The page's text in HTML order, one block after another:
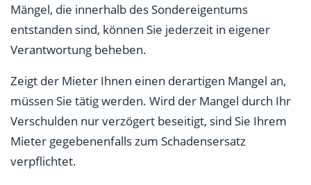
Mängel, die innerhalb des Sondereigentums
entstanden sind, können Sie jederzeit in eigener
Verantwortung beheben.
Zeigt der Mieter Ihnen einen derartigen Mangel an,
müssen Sie tätig werden. Wird der Mangel durch Ihr
Verschulden nur verzögert beseitigt, sind Sie Ihrem
Mieter gegebenenfalls zum Schadensersatz
verpflichtet.